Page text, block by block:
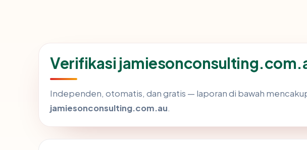
Verifikasi
Independen, otomatis, dan gratis — laporan di bawah
jamiesonconsulting.com.au.